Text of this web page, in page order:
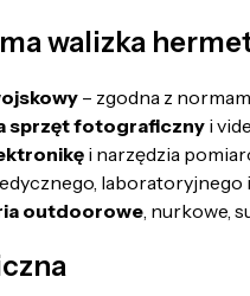
walizka
– zgodna z
sprzęt fotograficzny i
i narzędzia
laboratoryjnego
outdoorowe , nurkowe,